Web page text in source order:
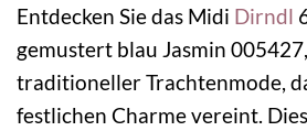
Entdecken Sie das Midi Dirndl
gemustert blau Jasmin
traditioneller Trachtenmode,
festlichen Charme vereint.